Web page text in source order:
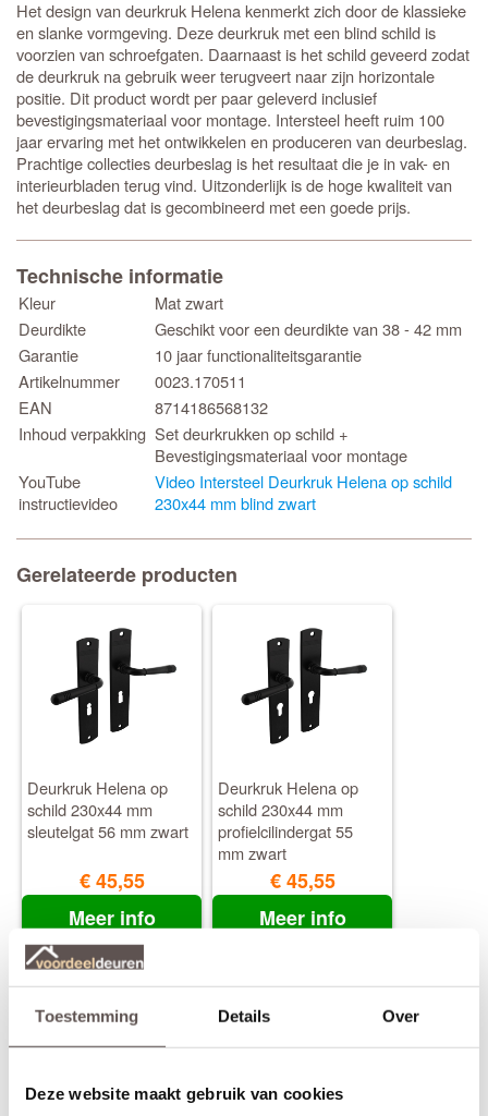
Toestemming Details Over
Deze website maakt gebruik van cookies
Het design van deurkruk Helena kenmerkt zich door de klassieke
en slanke vormgeving. Deze deurkruk met een blind schild is
voorzien van schroefgaten. Daarnaast is het schild geveerd zodat
de deurkruk na gebruik weer terugveert naar zijn horizontale
positie. Dit product wordt per paar geleverd inclusief
bevestigingsmateriaal voor montage. Intersteel heeft ruim 100
jaar ervaring met het ontwikkelen en produceren van deurbeslag.
Prachtige collecties deurbeslag is het resultaat die je in vak- en
interieurbladen terug vind. Uitzonderlijk is de hoge kwaliteit van
het deurbeslag dat is gecombineerd met een goede prijs.
Technische informatie
Kleur
Mat zwart
Deurdikte
Geschikt voor een deurdikte van 38 - 42 mm
Garantie
10 jaar functionaliteitsgarantie
Artikelnummer
0023.170511
EAN
8714186568132
Inhoud verpakking Set deurkrukken op schild +
Bevestigingsmateriaal voor montage
YouTube
instructievideo
Video Intersteel Deurkruk Helena op schild
230x44 mm blind zwart
Gerelateerde producten
Deurkruk Helena op
schild 230x44 mm
sleutelgat 56 mm zwart
€ 45,55
Meer info
Deurkruk Helena op
schild 230x44 mm
profielcilindergat 55
mm zwart
€ 45,55
Meer info